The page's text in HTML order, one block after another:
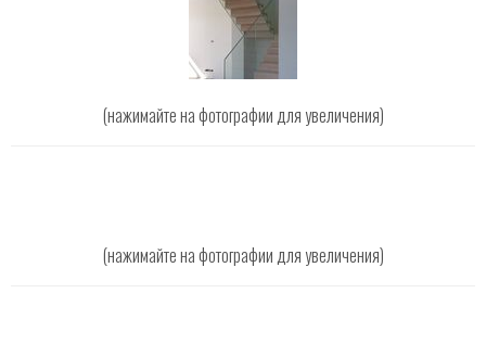
(нажимайте на фотографии для увеличения)
(нажимайте на фотографии для увеличения)